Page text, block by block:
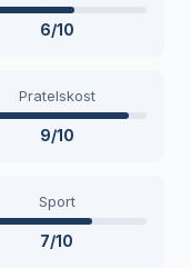
6/10
Pratelskost
9/10
Sport
7/10